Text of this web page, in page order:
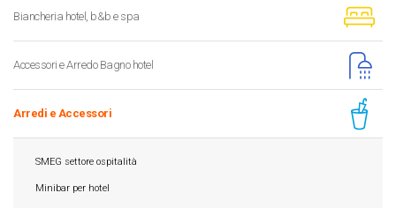
Biancheria hotel, b&b e spa
Accessori e Arredo Bagno hotel
Arredi e Accessori
SMEG settore ospitalità
Minibar per hotel